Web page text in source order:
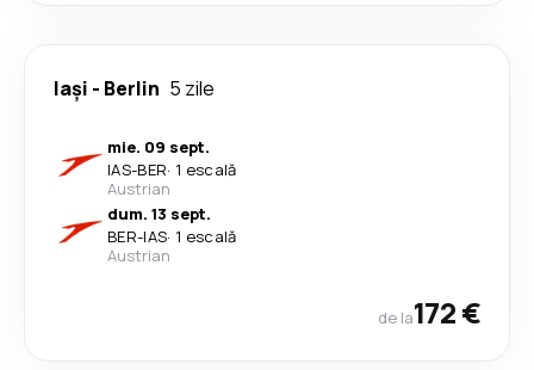
Iași - Berlin 5 zile
mie. 09 sept.
IAS-BER· 1 escală
Austrian
dum. 13 sept.
BER-IAS· 1 escală
Austrian
de la172 €